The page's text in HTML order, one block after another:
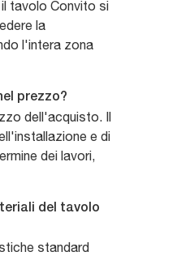
tavolo Convito si
la
l'intera zona
prezzo?
dell'acquisto. Il
e di
dei lavori,
del tavolo
standard